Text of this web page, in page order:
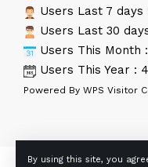
By using this site, you
Users Last 7 days
Users Last 30
Users This Month
Users This Year :
Powered By WPS Visitor